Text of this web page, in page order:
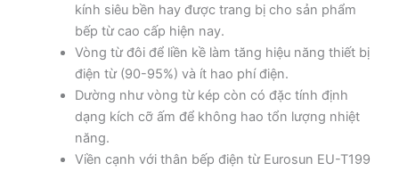
kính siêu bền hay được trang bị cho sản phẩm
bếp từ cao cấp hiện nay.
Vòng từ đôi để liền kề làm tăng hiệu năng thiết bị
điện từ (90-95%) và ít hao phí điện.
Dường như vòng từ kép còn có đặc tính định
dạng kích cỡ ấm để không hao tổn lượng nhiệt
năng.
Viền cạnh với thân bếp điện từ Eurosun EU-T199